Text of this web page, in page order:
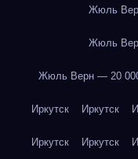
Жюль
Жюль
Жюль Верн — 20
Иркутск Иркутск
Иркутск Иркутск